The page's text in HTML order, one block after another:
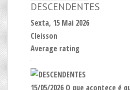
DESCENDENTES
Sexta, 15 Mai 2026
Cleisson
Average rating
15/05/2026 O que acontece é